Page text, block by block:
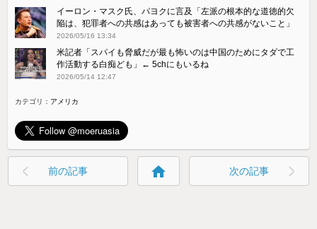
イーロン・マスク氏、パヨクに言及「左派の根本的な道徳的欠
陥は、犯罪者への共感はあっても被害者への共感がないこと」
2026/05/16 13:34
米記者「スパイも脅威だが最も怖いのは中国のためにタダで工
作活動する白痴ども」← 5chにもいるね
2026/05/14 12:47
カテゴリ： アメリカ
前の記事 home 次の記事